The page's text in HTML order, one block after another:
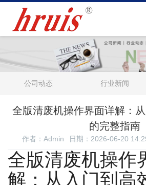
公司动态 行业新闻
全版清废机操作界面详解：
的完整指南
作者：Admin 日期：2026-06-20
全版清废机操作
解：从入门到高